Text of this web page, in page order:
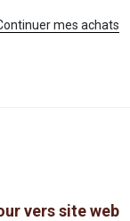
mes achats
vers site web